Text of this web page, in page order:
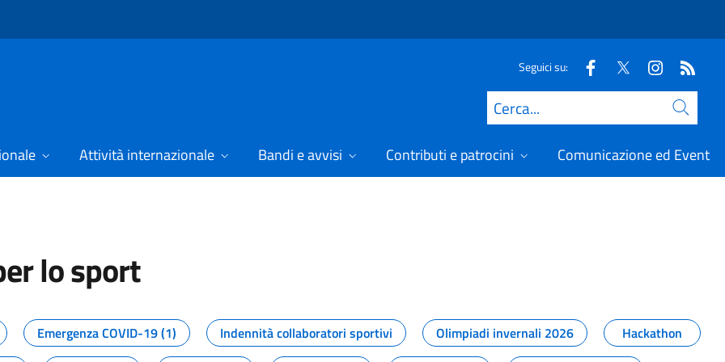
Seguici su:
Cerca
Attività internazionale Bandi e avvisi Contributi e patrocini Comunicazione ed Eventi
lo sport
dal Dipartimento per lo sport
Emergenza COVID-19 (1) Indennità collaboratori sportivi Olimpiadi invernali 2026
Hackathon